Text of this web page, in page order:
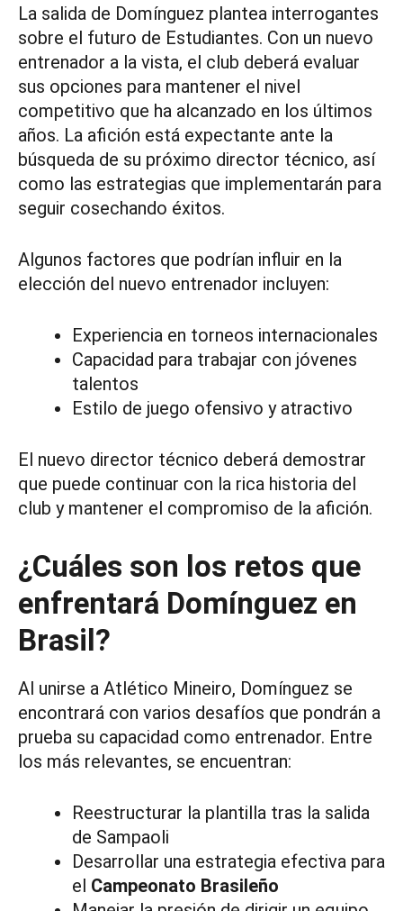
La salida de Domínguez plantea interrogantes
sobre el futuro de Estudiantes. Con un nuevo
entrenador a la vista, el club deberá evaluar
sus opciones para mantener el nivel
competitivo que ha alcanzado en los últimos
años. La afición está expectante ante la
búsqueda de su próximo director técnico, así
como las estrategias que implementarán para
seguir cosechando éxitos.
Algunos factores que podrían influir en la
elección del nuevo entrenador incluyen:
Experiencia en torneos internacionales
Capacidad para trabajar con jóvenes
talentos
Estilo de juego ofensivo y atractivo
El nuevo director técnico deberá demostrar
que puede continuar con la rica historia del
club y mantener el compromiso de la afición.
¿Cuáles son los retos que
enfrentará Domínguez en
Brasil?
Al unirse a Atlético Mineiro, Domínguez se
encontrará con varios desafíos que pondrán a
prueba su capacidad como entrenador. Entre
los más relevantes, se encuentran:
Reestructurar la plantilla tras la salida
de Sampaoli
Desarrollar una estrategia efectiva para
el Campeonato Brasileño